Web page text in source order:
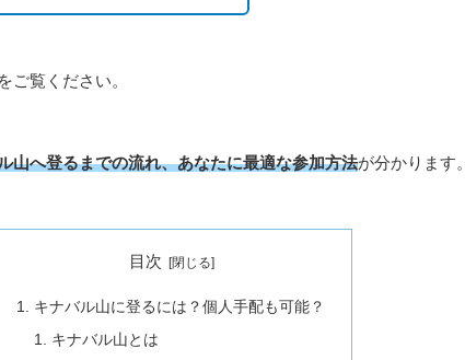
ご覧ください。
山へ登るまでの流れ、あなたに最適な参加方法が分かります。
目次
キナバル山に登るには？個人手配も可能？
キナバル山とは